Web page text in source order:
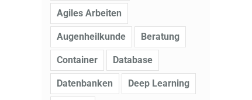
Agiles Arbeiten
Augenheilkunde Beratung
Container Database
Datenbanken Deep Learning